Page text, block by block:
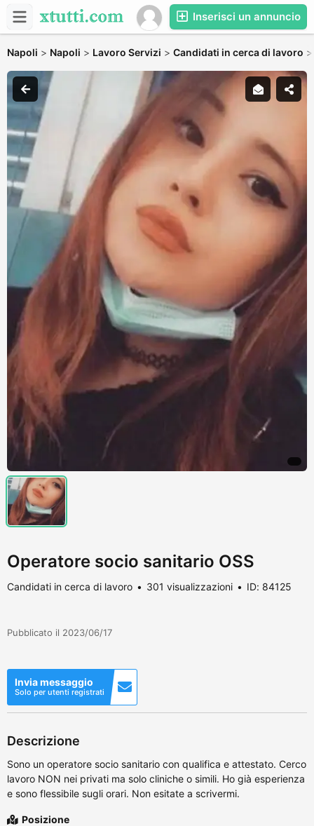
Inserisci un annuncio
Napoli > Napoli > Lavoro Servizi > Candidati in cerca di lavoro
Operatore socio sanitario OSS
Candidati in cerca di lavoro 301 visualizzazioni ID: 84125
Pubblicato il 2023/06/17
Invia messaggio
Solo per utenti registrati
Descrizione
Sono un operatore socio sanitario con qualifica e attestato. Cerco
lavoro NON nei privati ma solo cliniche o simili. Ho già esperienza
e sono flessibile sugli orari. Non esitate a scrivermi.
Posizione